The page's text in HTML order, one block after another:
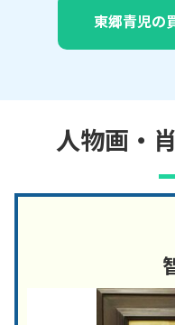
東郷青児の
人物画・